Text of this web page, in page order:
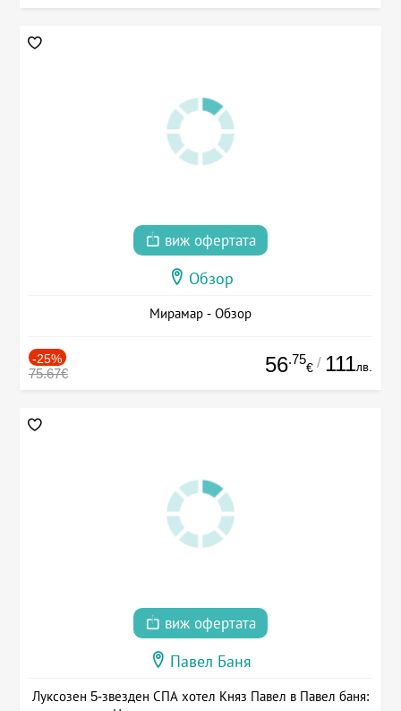
виж офертата
Обзор
Мирамар - Обзор
-25%
75.67€ 56.75
€ / 111лв.
виж офертата
Павел Баня
Луксозен 5-звезден СПА хотел Княз Павел в Павел баня: